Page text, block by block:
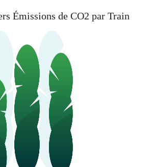
Émissions de CO2 par Train